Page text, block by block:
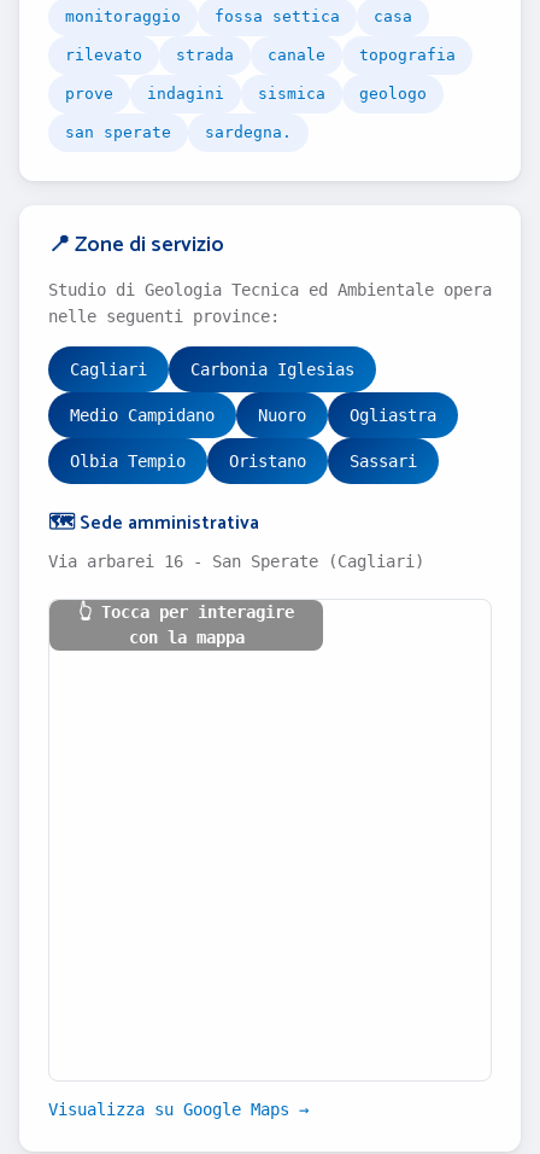
monitoraggio fossa settica casa
rilevato strada canale topografia
prove indagini sismica geologo
san sperate sardegna.
📍 Zone di servizio
Studio di Geologia Tecnica ed Ambientale opera
nelle seguenti province:
Cagliari Carbonia Iglesias
Medio Campidano Nuoro Ogliastra
Olbia Tempio Oristano Sassari
🗺️ Sede amministrativa
Via arbarei 16 - San Sperate (Cagliari)
👆 Tocca per interagire
con la mappa
Visualizza su Google Maps →